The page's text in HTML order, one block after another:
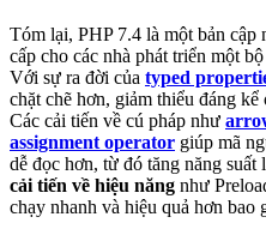
Tóm lại, PHP 7.4 là một bản cập
cấp cho các nhà phát triển một
Với sự ra đời của typed
chặt chẽ hơn, giảm thiểu đáng
Các cải tiến về cú pháp như
assignment operator giúp mã
dễ đọc hơn, từ đó tăng năng
cải tiến về hiệu năng như
chạy nhanh và hiệu quả hơn bao